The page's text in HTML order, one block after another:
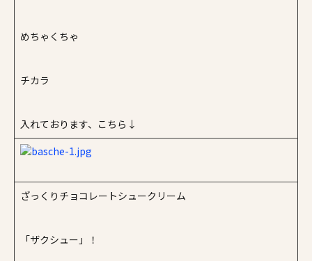
めちゃくちゃ
チカラ
入れております、こちら↓
ざっくりチョコレートシュークリーム
「ザクシュー」！